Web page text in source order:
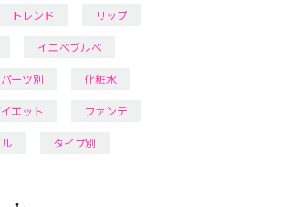
トレンド リップ
イエベブルベ
パーツ別 化粧水
エット ファンデ
タイプ別